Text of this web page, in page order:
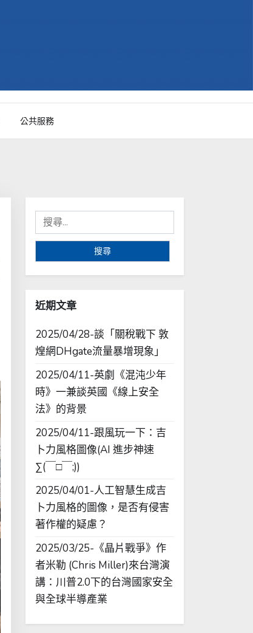
公共服務
搜
尋
近期文章
2025/04/28-談「關稅戰下 敦
煌網DHgate流量暴增現象」
2025/04/11-英劇《混沌少年
時》一兼談英國《線上安全
法》的背景
2025/04/11-跟風玩一下：吉
卜力風格圖像(AI 進步神速
∑(￣□￣;))
2025/04/01-人工智慧生成吉
卜力風格的圖像，是否有侵害
著作權的疑慮？
2025/03/25-《晶片戰爭》作
者米勒 (Chris Miller)來台灣演
講：川普2.0下的台灣國家安全
與全球半導產業